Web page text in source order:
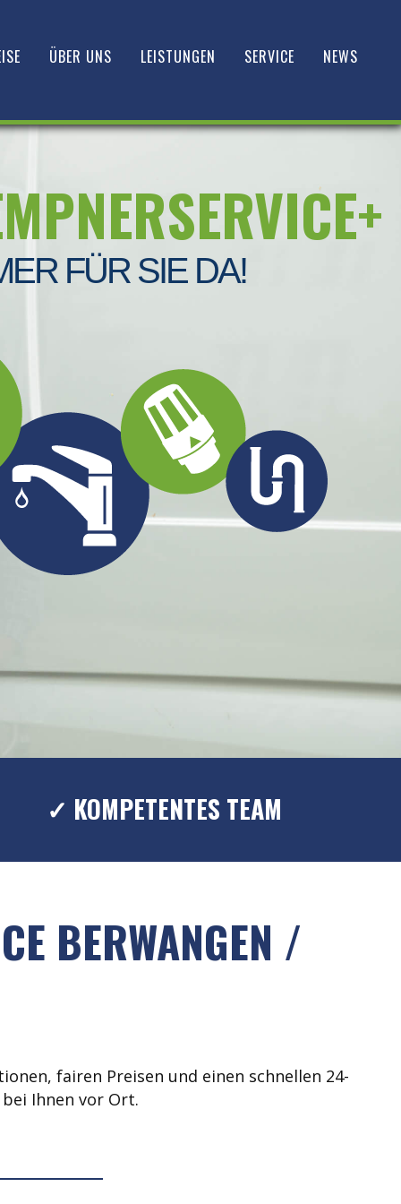
ÜBER UNS LEISTUNGEN SERVICE NEWS
FÜR SIE DA!
✓ KOMPETENTES TEAM
BERWANGEN /
fairen Preisen und einen schnellen 24-
Ihnen vor Ort.